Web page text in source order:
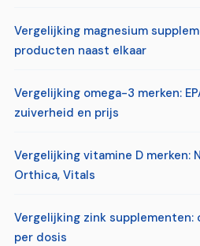
Vergelijking magnesium
producten naast elkaar
Vergelijking omega-3 merken:
zuiverheid en prijs
Vergelijking vitamine D merken:
Orthica, Vitals
Vergelijking zink supplementen:
per dosis